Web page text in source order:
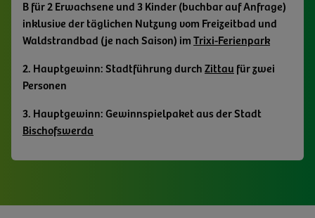
B für 2 Erwachsene und 3 Kinder (buchbar auf Anfrage)
inklusive der täglichen Nutzung vom Freizeitbad und
Waldstrandbad (je nach Saison) imTrixi-Ferienpark
2. Hauptgewinn: Stadtführung durchZittau für zwei
Personen
3. Hauptgewinn: Gewinnspielpaket aus der Stadt
Bischofswerda
Fragen Sie uns und Ihre Gastgeber vor Ort an. Wir geben
Ihnen gern Tipps zum Erkunden der Landschaft.
Auf Wunsch organisieren wir den Transfer vom
Tourenziel zum Ausgangspunkt.
Ihr Hund will mit auf Tour gehen? Bitte informieren
Sie uns vorab darüber.
Jetzt Ihre Buchung anfragen